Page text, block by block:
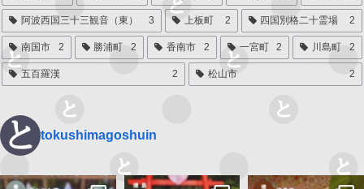
阿波西国三十三観音（東） 3 上板町 2 四国別格二十霊場 2
南国市 2 勝浦町 2 香南市 2 一宮町 2 川島町 2
五百羅漢 2 松山市 2
tokushimagoshuin